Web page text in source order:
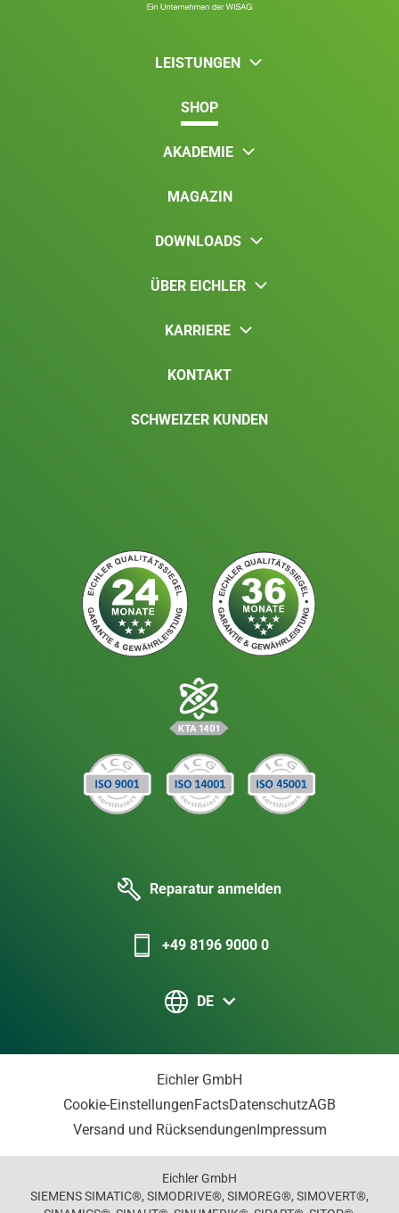
LEISTUNGEN
SHOP
AKADEMIE
MAGAZIN
DOWNLOADS
ÜBER EICHLER
KARRIERE
KONTAKT
SCHWEIZER KUNDEN
Reparatur anmelden
+49 8196 9000 0
DE
Eichler GmbH
Cookie-EinstellungenFactsDatenschutzAGB
Versand und RücksendungenImpressum
Eichler GmbH
SIEMENS SIMATIC®, SIMODRIVE®, SIMOREG®, SIMOVERT®,